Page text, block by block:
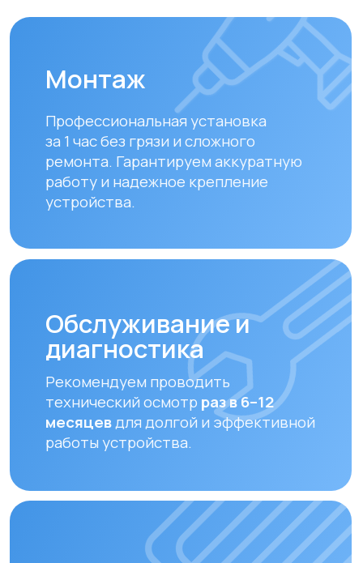
Обслуживание и
технический осмотр
раз в 6–12
месяцев для долгой и эффективной
Своевременная замена фильтров –
Оплата и доставка
Мы предлагаем удобные способы оплаты
и быструю доставку для наших клиентов
в Алматы и по всему Казахстану